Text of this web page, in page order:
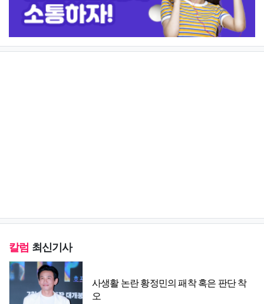
칼럼 최신기사
사생활 논란 황정민의 패착 혹은 판단 착
오